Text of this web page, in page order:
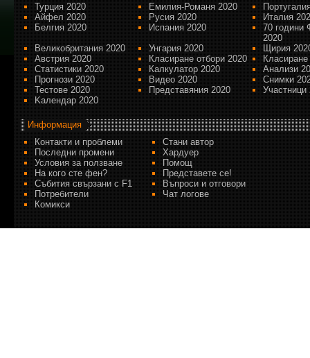
Турция 2020
Емилия-Романя 2020
Айфел 2020
Русия 2020
Италия
Белгия 2020
Испания 2020
70 години
2020
Великобритания 2020
Унгария 2020
Щирия
Австрия 2020
Класиране отбори 2020
Статистики 2020
Калкулатор 2020
Анализи
Прогнози 2020
Видео 2020
Снимки
Тестове 2020
Представяния 2020
Участници
Kалендар 2020
Информация
Контакти и проблеми
Стани автор
Последни промени
Хардуер
Условия за ползване
Помощ
На кого сте фен?
Представете се!
Събития свързани с F1
Въпроси и отговори
Потребители
Чат логове
Комикси